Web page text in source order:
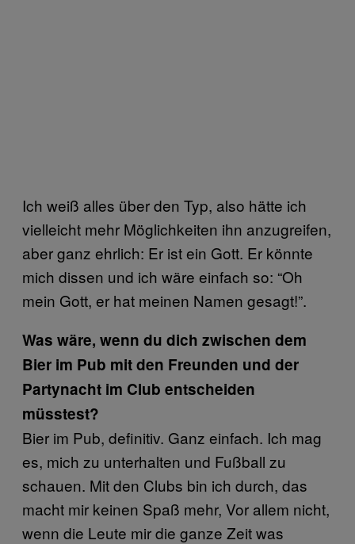
Ich weiß alles über den Typ, also hätte ich
vielleicht mehr Möglichkeiten ihn anzugreifen,
aber ganz ehrlich: Er ist ein Gott. Er könnte
mich dissen und ich wäre einfach so: “Oh
mein Gott, er hat meinen Namen gesagt!”.
Was wäre, wenn du dich zwischen dem
Bier im Pub mit den Freunden und der
Partynacht im Club entscheiden
müsstest?
Bier im Pub, definitiv. Ganz einfach. Ich mag
es, mich zu unterhalten und Fußball zu
schauen. Mit den Clubs bin ich durch, das
macht mir keinen Spaß mehr, Vor allem nicht,
wenn die Leute mir die ganze Zeit was